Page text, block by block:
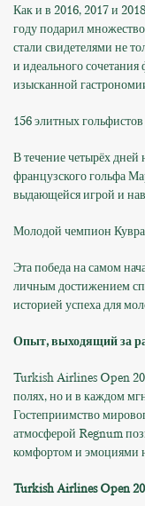
Как и в 2016, 2017 и
году подарил
стали свидетелями не
и идеального
изысканной
156 элитных
В течение четырёх дней
французского гольфа
выдающейся игрой и
Молодой чемпион Кувра
Эта победа на самом
личным достижением
историей успеха для
Опыт, выходящий за
Turkish Airlines Open
полях, но и в каждом
Гостеприимство
атмосферой Regnum
комфортом и эмоциями
Turkish Airlines Open